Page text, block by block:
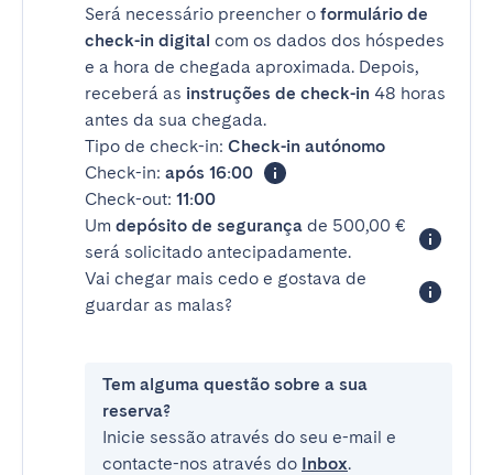
Será necessário preencher o formulário de
check-in digital com os dados dos hóspedes
e a hora de chegada aproximada. Depois,
receberá as instruções de check-in 48 horas
antes da sua chegada.
Tipo de check-in: Check-in autónomo
Check-in: após 16:00
Check-out: 11:00
Um depósito de segurança de 500,00 €
será solicitado antecipadamente.
Vai chegar mais cedo e gostava de
guardar as malas?
Tem alguma questão sobre a sua
reserva?
Inicie sessão através do seu e-mail e
contacte-nos através do Inbox.